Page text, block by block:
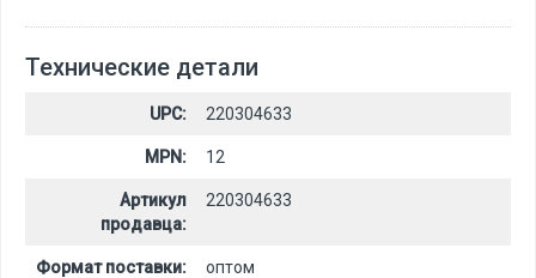
Технические детали
UPC: 220304633
MPN: 12
Артикул
продавца:
220304633
Формат поставки: оптом